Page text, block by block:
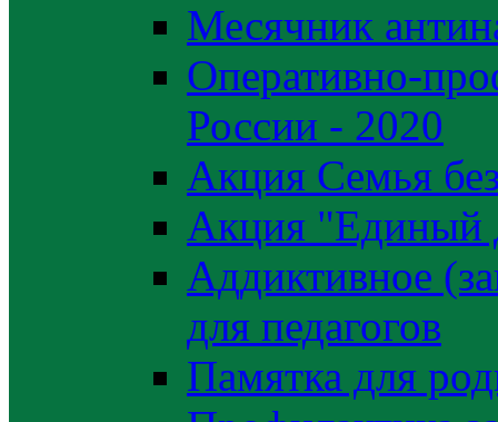
Месячник
Оперативно-
России - 2020
Акция Семья
Акция "Единый
Аддиктивное
для педагогов
Памятка для